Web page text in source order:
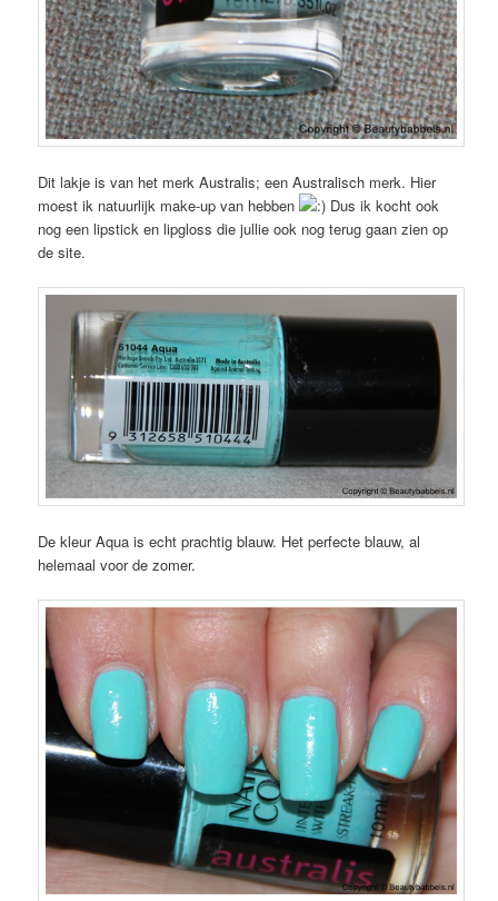
Dit lakje is van het merk Australis; een Australisch merk. Hier
moest ik natuurlijk make-up van hebben
Dus ik kocht ook
nog een lipstick en lipgloss die jullie ook nog terug gaan zien op
de site.
De kleur Aqua is echt prachtig blauw. Het perfecte blauw, al
helemaal voor de zomer.